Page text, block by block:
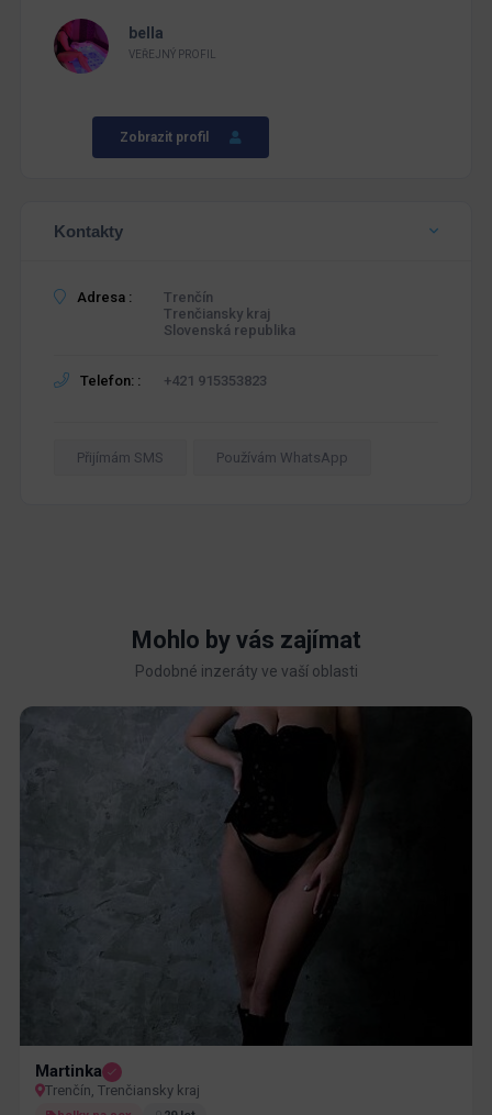
bella
VEŘEJNÝ PROFIL
Zobrazit profil
Kontakty
Adresa :
Trenčín
Trenčiansky kraj
Slovenská republika
Telefon: : +421 915353823
Přijímám SMS Používám WhatsApp
Mohlo by vás zajímat
Podobné inzeráty ve vaší oblasti
Martinka
Trenčín, Trenčiansky kraj